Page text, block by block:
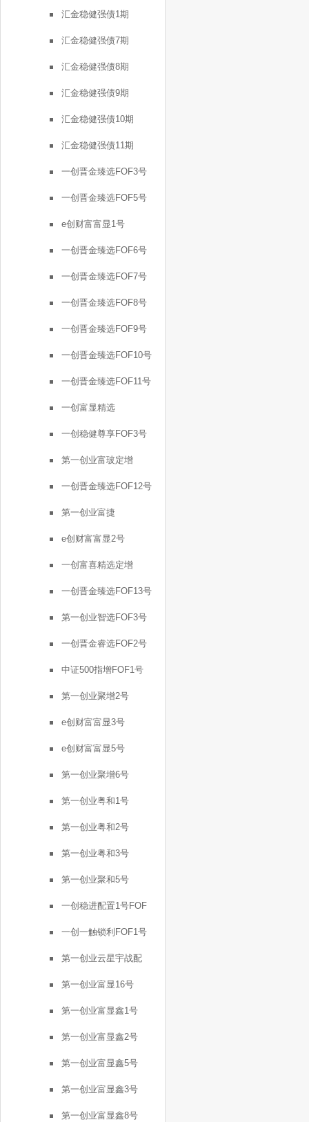
汇金稳健强债1期
汇金稳健强债7期
汇金稳健强债8期
汇金稳健强债9期
汇金稳健强债10期
汇金稳健强债11期
一创晋金臻选FOF3号
一创晋金臻选FOF5号
e创财富富显1号
一创晋金臻选FOF6号
一创晋金臻选FOF7号
一创晋金臻选FOF8号
一创晋金臻选FOF9号
一创晋金臻选FOF10号
一创晋金臻选FOF11号
一创富显精选
一创稳健尊享FOF3号
第一创业富玻定增
一创晋金臻选FOF12号
第一创业富捷
e创财富富显2号
一创富喜精选定增
一创晋金臻选FOF13号
第一创业智选FOF3号
一创晋金睿选FOF2号
中证500指增FOF1号
第一创业聚增2号
e创财富富显3号
e创财富富显5号
第一创业聚增6号
第一创业粤和1号
第一创业粤和2号
第一创业粤和3号
第一创业聚和5号
一创稳进配置1号FOF
一创一触锁利FOF1号
第一创业云星宇战配
第一创业富显16号
第一创业富显鑫1号
第一创业富显鑫2号
第一创业富显鑫5号
第一创业富显鑫3号
第一创业富显鑫8号